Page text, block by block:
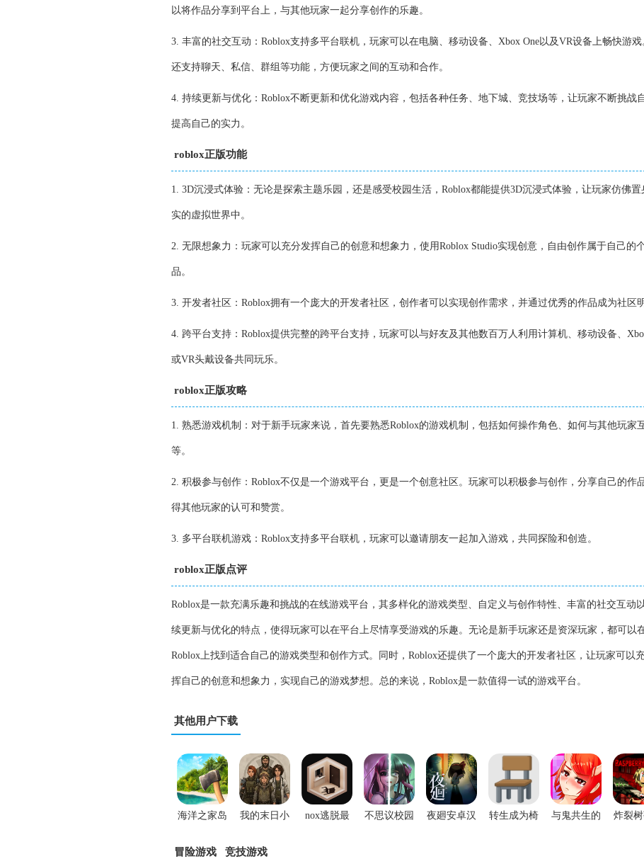
以将作品分享到平台上，与其他玩家一起分享创作的乐趣。
3. 丰富的社交互动：Roblox支持多平台联机，玩家可以在电脑、移动设备、Xbox One以及VR设备上畅快游戏
还支持聊天、私信、群组等功能，方便玩家之间的互动和合作。
4. 持续更新与优化：Roblox不断更新和优化游戏内容，包括各种任务、地下城、竞技场等，让玩家不断挑战
提高自己的实力。
roblox正版功能
1. 3D沉浸式体验：无论是探索主题乐园，还是感受校园生活，Roblox都能提供3D沉浸式体验，让玩家仿佛置
实的虚拟世界中。
2. 无限想象力：玩家可以充分发挥自己的创意和想象力，使用Roblox Studio实现创意，自由创作属于自己的
品。
3. 开发者社区：Roblox拥有一个庞大的开发者社区，创作者可以实现创作需求，并通过优秀的作品成为社区明
4. 跨平台支持：Roblox提供完整的跨平台支持，玩家可以与好友及其他数百万人利用计算机、移动设备、
或VR头戴设备共同玩乐。
roblox正版攻略
1. 熟悉游戏机制：对于新手玩家来说，首先要熟悉Roblox的游戏机制，包括如何操作角色、如何与其他玩家
等。
2. 积极参与创作：Roblox不仅是一个游戏平台，更是一个创意社区。玩家可以积极参与创作，分享自己的作
得其他玩家的认可和赞赏。
3. 多平台联机游戏：Roblox支持多平台联机，玩家可以邀请朋友一起加入游戏，共同探险和创造。
roblox正版点评
Roblox是一款充满乐趣和挑战的在线游戏平台，其多样化的游戏类型、自定义与创作特性、丰富的社交互动
续更新与优化的特点，使得玩家可以在平台上尽情享受游戏的乐趣。无论是新手玩家还是资深玩家，都可以
Roblox上找到适合自己的游戏类型和创作方式。同时，Roblox还提供了一个庞大的开发者社区，让玩家可以
挥自己的创意和想象力，实现自己的游戏梦想。总的来说，Roblox是一款值得一试的游戏平台。
其他用户下载
海洋之家岛
屿生存手游
我的末日小
队游戏
nox逃脱最 不思议校园 夜廻安卓汉 转生成为椅 与鬼共生的 炸裂
冒险游戏 竞技游戏